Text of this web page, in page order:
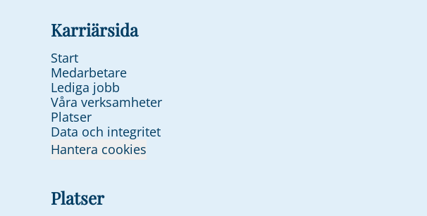
Karriärsida
Start
Medarbetare
Lediga jobb
Våra verksamheter
Platser
Data och integritet
Hantera cookies
Platser